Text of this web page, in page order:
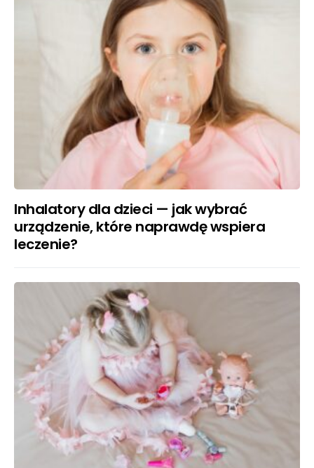
Inhalatory dla dzieci — jak wybrać
urządzenie, które naprawdę wspiera
leczenie?